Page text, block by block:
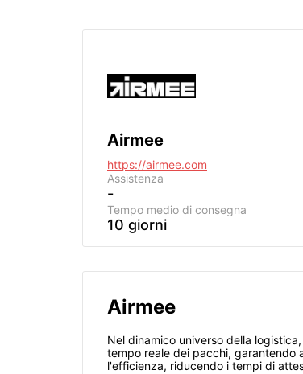
Airmee
https://airmee.com
Assistenza
-
Tempo medio di consegna
10 giorni
Airmee
Nel dinamico universo della logistica,
tempo reale dei pacchi, garantendo
l'efficienza, riducendo i tempi di